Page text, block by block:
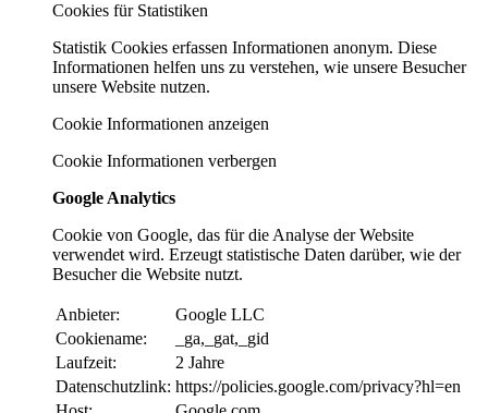
Cookies für Statistiken
Statistik Cookies erfassen Informationen anonym. Diese
Informationen helfen uns zu verstehen, wie unsere Besucher
unsere Website nutzen.
Cookie Informationen anzeigen
Cookie Informationen verbergen
Google Analytics
Cookie von Google, das für die Analyse der Website
verwendet wird. Erzeugt statistische Daten darüber, wie der
Besucher die Website nutzt.
Anbieter:
Google LLC
Cookiename:
_ga,_gat,_gid
Laufzeit:
2 Jahre
Datenschutzlink: https://policies.google.com/privacy?hl=en